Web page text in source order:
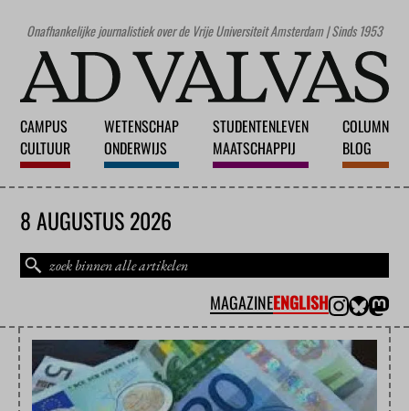
Onafhankelijke journalistiek over de Vrije Universiteit Amsterdam | Sinds 1953
CAMPUS
CULTUUR
WETENSCHAP
ONDERWIJS
STUDENTENLEVEN
MAATSCHAPPIJ
COLUMN
BLOG
8 AUGUSTUS 2026
MAGAZINEENGLISH